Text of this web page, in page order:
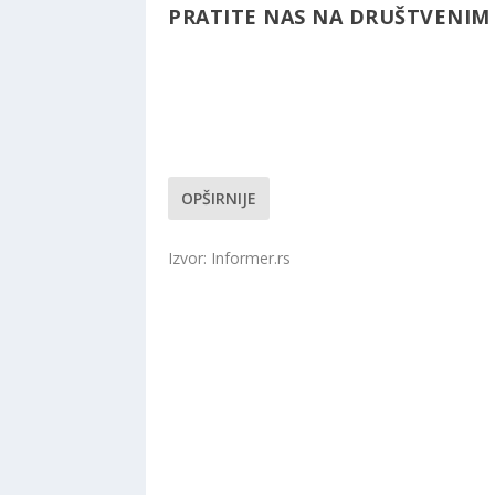
PRATITE NAS NA
OPŠIRNIJE
Izvor: Informer.rs